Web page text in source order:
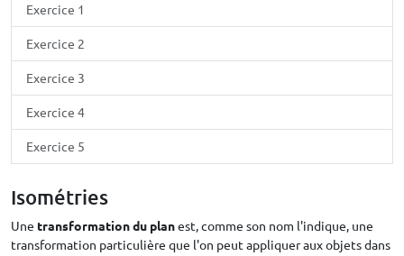
Exercice 1
Exercice 2
Exercice 3
Exercice 4
Exercice 5
Isométries
Une transformation du planest, comme son nom l'indique, une
transformation particulière que l'on peut appliquer aux objets dans